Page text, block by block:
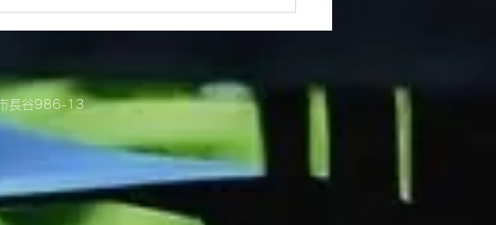
長谷986-13